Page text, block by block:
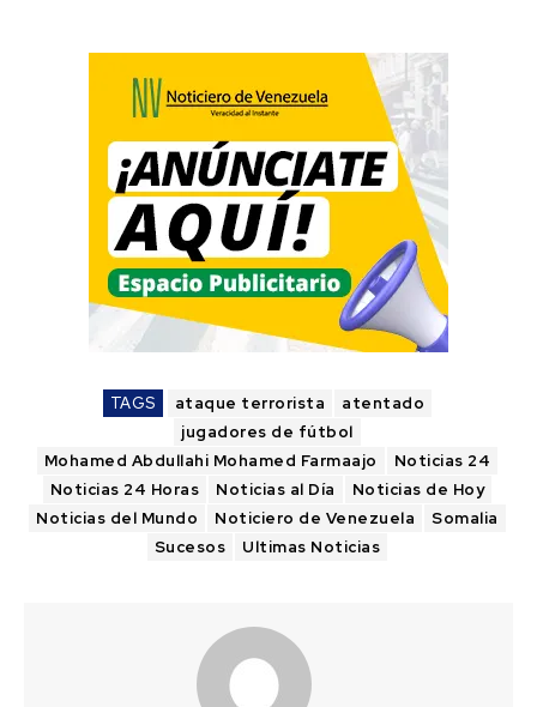
TAGS ataque terrorista
atentado
jugadores de fútbol
Mohamed Abdullahi Mohamed Farmaajo
Noticias 24
Noticias 24 Horas
Noticias al Día
Noticias de Hoy
Noticias del Mundo
Noticiero de Venezuela
Somalia
Sucesos
Ultimas Noticias